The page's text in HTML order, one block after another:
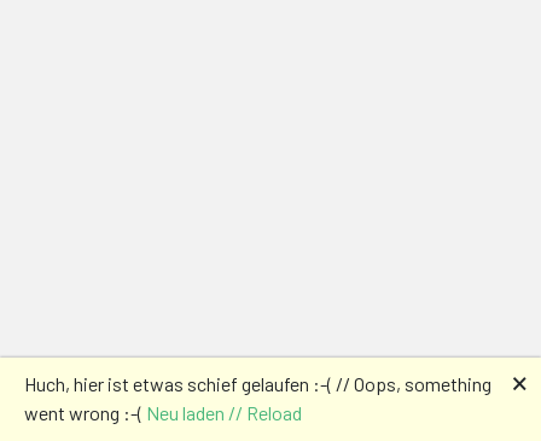
Huch, hier ist etwas schief gelaufen :-( // Oops, something
went wrong :-( Neu laden // Reload
🗙